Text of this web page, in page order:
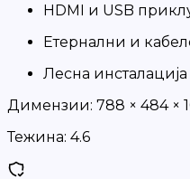
HDMI и USB
Етернални и
Лесна
Димензии: 788 × 484 ×
Тежина: 4.6